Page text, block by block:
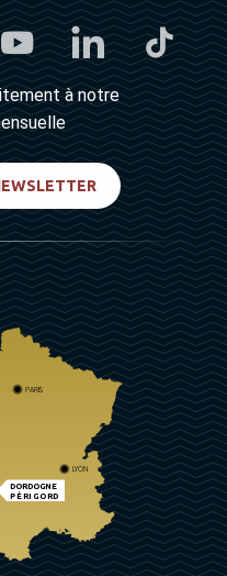
à notre
DORDOGNE
PÉRIGORD
PARIS
LYON